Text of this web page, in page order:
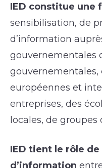
IED constitue une
sensibilisation, de
d’information
gouvernementales
gouvernementales,
européennes et
entreprises, des
locales, de groupes
IED tient le rôle de
d’information